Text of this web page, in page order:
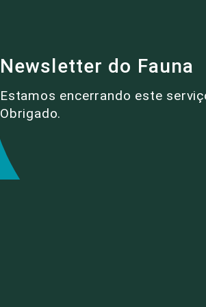
Newsletter do Fauna
Estamos encerrando este
Obrigado.